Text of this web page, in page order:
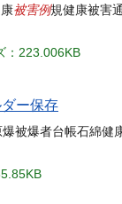
被害例規健康被害
：223.006KB
ー保存
被爆者台帳石綿健